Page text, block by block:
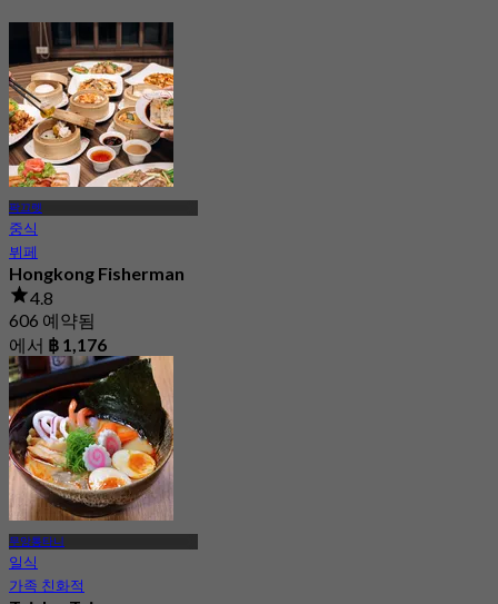
팍끄렛
중식
뷔페
Hongkong Fisherman
4.8
606 예약됨
에서 ฿ 1,176
무앙통타니
일식
가족 친화적